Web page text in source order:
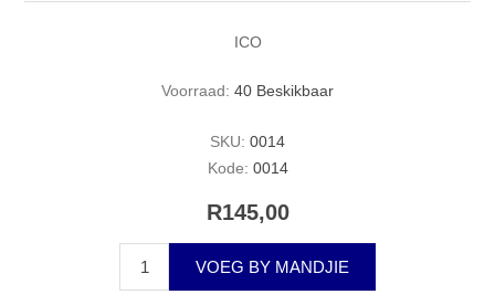
ICO
Voorraad: 40 Beskikbaar
SKU: 0014
Kode: 0014
R145,00
VOEG BY MANDJIE